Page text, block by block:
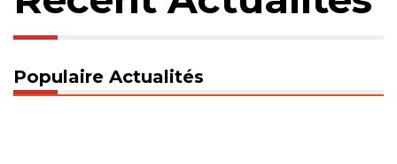
Populaire Actualités